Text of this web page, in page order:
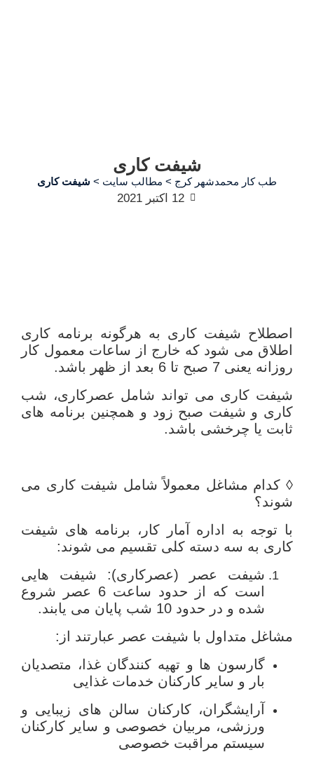
شیفت کاری
طب کار محمدشهر کرج > مطالب سایت > شیفت کاری
12 اکتبر 2021
اصطلاح شیفت کاری به هرگونه برنامه کاری
اطلاق می شود که خارج از ساعات معمول کار
روزانه یعنی 7 صبح تا 6 بعد از ظهر باشد.
شیفت کاری می تواند شامل عصرکاری، شب
کاری و شیفت صبح زود و همچنین برنامه های
ثابت یا چرخشی باشد.
◊ کدام مشاغل معمولاً شامل شیفت کاری می
شوند؟
با توجه به اداره آمار کار، برنامه های شیفت
کاری به سه دسته کلی تقسیم می شوند:
شیفت عصر (عصرکاری): شیفت هایی
است که از حدود ساعت 6 عصر شروع
شده و در حدود 10 شب پایان می یابند.
مشاغل متداول با شیفت عصر عبارتند از:
گارسون ها و تهیه کنندگان غذا، متصدیان
بار و سایر کارکنان خدمات غذایی
آرایشگران، کارکنان سالن های زیبایی و
ورزشی، مربیان خصوصی و سایر کارکنان
سیستم مراقبت خصوصی